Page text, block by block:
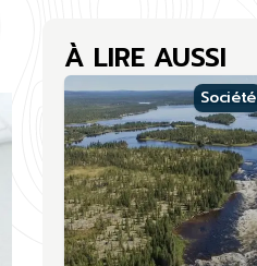
À LIRE AUSSI
Société